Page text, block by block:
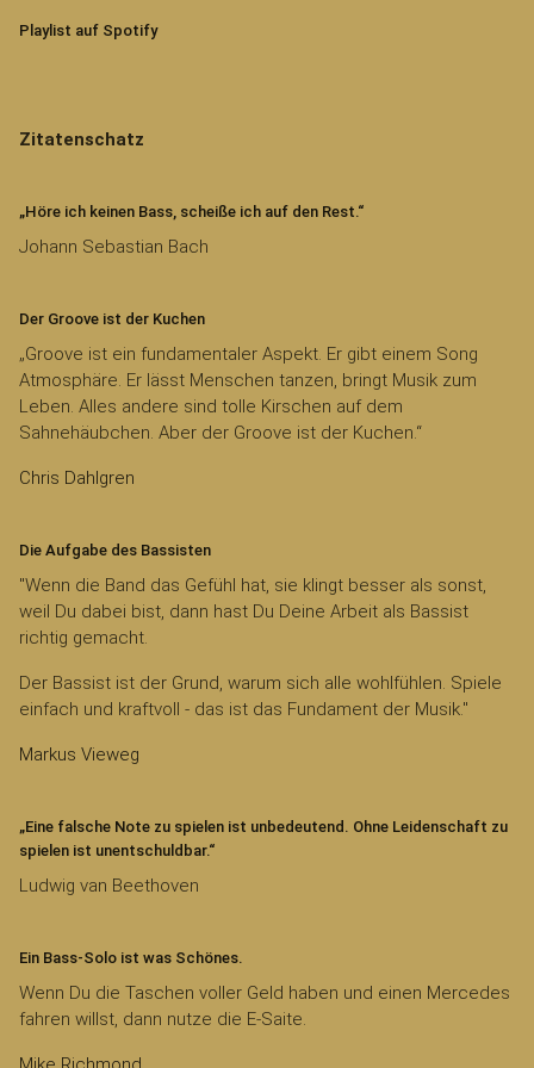
Playlist auf Spotify
Zitatenschatz
„Höre ich keinen Bass, scheiße ich auf den Rest.“
Johann Sebastian Bach
Der Groove ist der Kuchen
„Groove ist ein fundamentaler Aspekt. Er gibt einem Song
Atmosphäre. Er lässt Menschen tanzen, bringt Musik zum
Leben. Alles andere sind tolle Kirschen auf dem
Sahnehäubchen. Aber der Groove ist der Kuchen.“
Chris Dahlgren
Die Aufgabe des Bassisten
"Wenn die Band das Gefühl hat, sie klingt besser als sonst,
weil Du dabei bist, dann hast Du Deine Arbeit als Bassist
richtig gemacht.
Der Bassist ist der Grund, warum sich alle wohlfühlen. Spiele
einfach und kraftvoll - das ist das Fundament der Musik."
Markus Vieweg
„Eine falsche Note zu spielen ist unbedeutend. Ohne Leidenschaft zu
spielen ist unentschuldbar.“
Ludwig van Beethoven
Ein Bass-Solo ist was Schönes.
Wenn Du die Taschen voller Geld haben und einen Mercedes
fahren willst, dann nutze die E-Saite.